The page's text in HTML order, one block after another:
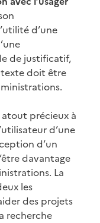
d’une
de justificatif,
doit être
précieux à
d’une
d’un
davantage
La
les
des projets
recherche